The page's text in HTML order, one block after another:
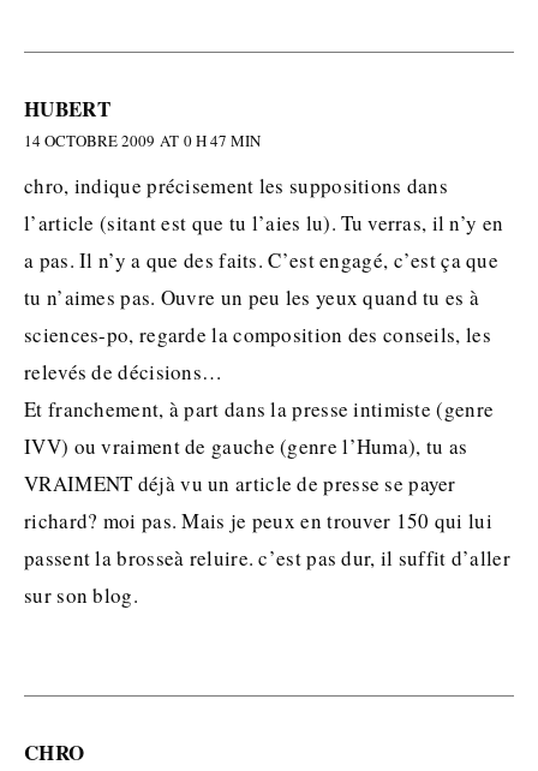
HUBERT
14 OCTOBRE 2009 AT 0 H 47 MIN
chro, indique précisement les suppositions dans
l’article (sitant est que tu l’aies lu). Tu verras, il n’y en
a pas. Il n’y a que des faits. C’est engagé, c’est ça que
tu n’aimes pas. Ouvre un peu les yeux quand tu es à
sciences-po, regarde la composition des conseils, les
relevés de décisions…
Et franchement, à part dans la presse intimiste (genre
IVV) ou vraiment de gauche (genre l’Huma), tu as
VRAIMENT déjà vu un article de presse se payer
richard? moi pas. Mais je peux en trouver 150 qui lui
passent la brosseà reluire. c’est pas dur, il suffit d’aller
sur son blog.
CHRO